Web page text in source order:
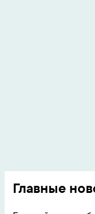
Главные